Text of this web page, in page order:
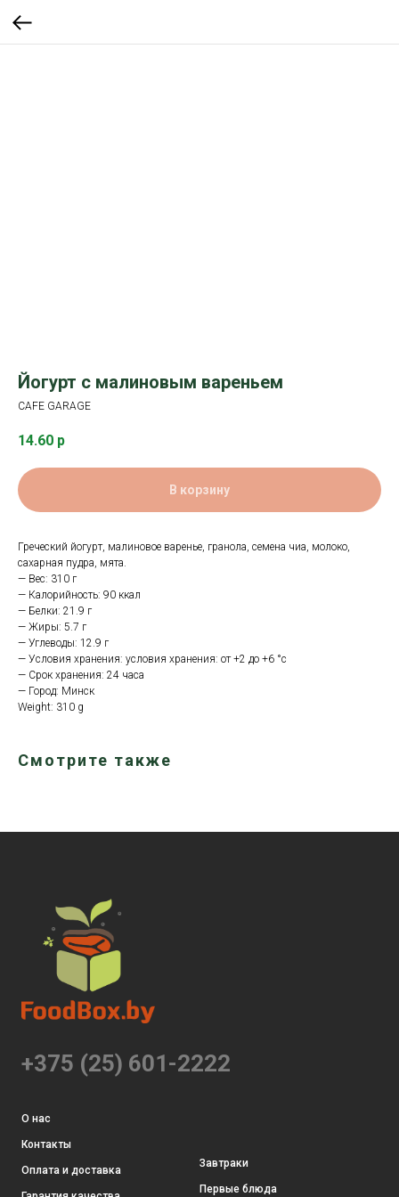
Йогурт с малиновым вареньем
CAFE GARAGE
14.60 р
В корзину
Греческий йогурт, малиновое варенье, гранола, семена чиа, молоко,
сахарная пудра, мята.
— Вес: 310 г
— Калорийность: 90 ккал
— Белки: 21.9 г
— Жиры: 5.7 г
— Углеводы: 12.9 г
— Условия хранения: условия хранения: от +2 до +6 °с
— Срок хранения: 24 часа
— Город: Минск
Weight: 310 g
Смотрите также
+375 (25) 601-2222
О нас
Контакты
Оплата и доставка
Завтраки
Первые блюда